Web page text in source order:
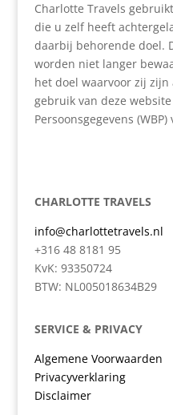
Charlotte Travels
die u zelf heeft
daarbij behorende doel.
worden niet langer
het doel waarvoor zij
gebruik van deze
Persoonsgegevens
CHARLOTTE TRAVELS
info@charlottetravels.nl
+316 48 8181 95
KvK: 93350724
BTW: NL005018634B29
SERVICE & PRIVACY
Algemene Voorwaarden
Privacyverklaring
Disclaimer